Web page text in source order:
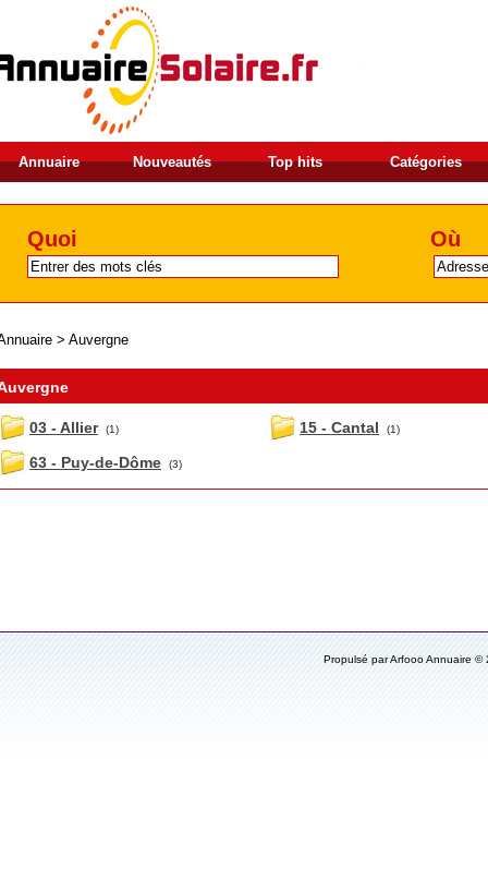
Annuaire Nouveautés Top hits Catégories
Quoi Où
> Auvergne
03 - Allier (1)
63 - Puy-de-Dôme (3)
15 - Cantal (1)
Propulsé par Arfooo